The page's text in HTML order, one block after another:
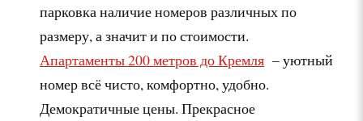
парковка наличие номеров различных по
размеру, а значит и по стоимости.
Апартаменты 200 метров до Кремля – уютный
номер всё чисто, комфортно, удобно.
Демократичные цены. Прекрасное